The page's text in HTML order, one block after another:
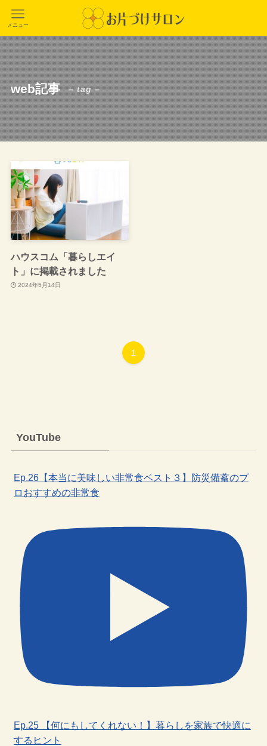
メニュー
web記事 – tag –
ハウスコム「暮らしエイ
ト」に掲載されました
2024年5月14日
1
YouTube
Ep.26【本当に美味しい非常食ベスト３】防災備蓄のプ
ロおすすめの非常食
Ep.25 【何にもしてくれない！】暮らしを家族で快適に
するヒント